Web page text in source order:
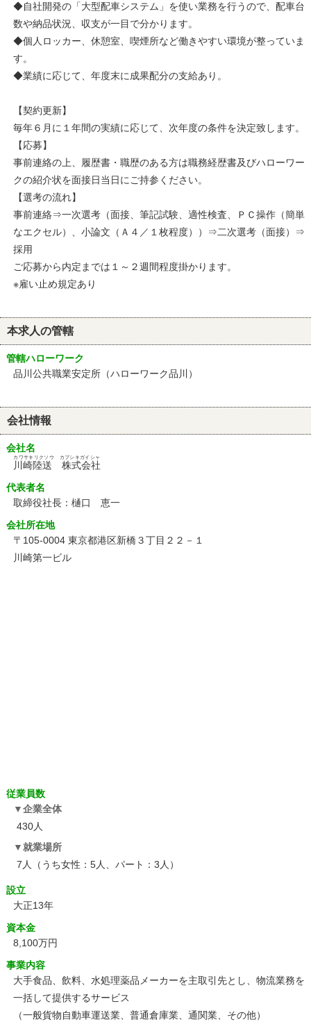
◆自社開発の「大型配車システム」を使い業務を行うので、配車台
数や納品状況、収支が一目で分かります。
◆個人ロッカー、休憩室、喫煙所など働きやすい環境が整っていま
す。
◆業績に応じて、年度末に成果配分の支給あり。
【契約更新】
毎年６月に１年間の実績に応じて、次年度の条件を決定致します。
【応募】
事前連絡の上、履歴書・職歴のある方は職務経歴書及びハローワー
クの紹介状を面接日当日にご持参ください。
【選考の流れ】
事前連絡⇒一次選考（面接、筆記試験、適性検査、ＰＣ操作（簡単
なエクセル）、小論文（Ａ４／１枚程度））⇒二次選考（面接）⇒
採用
ご応募から内定までは１～２週間程度掛かります。
※雇い止め規定あり
本求人の管轄
管轄ハローワーク
品川公共職業安定所（ハローワーク品川）
会社情報
会社名
川崎陸送 株式会社
カワサキリクソウ カブシキガイシャ
代表者名
取締役社長：樋口 恵一
会社所在地
〒105-0004 東京都港区新橋３丁目２２－１
川崎第一ビル
従業員数
企業全体
430人
就業場所
7人（うち女性：5人、パート：3人）
設立
大正13年
資本金
8,100万円
事業内容
大手食品、飲料、水処理薬品メーカーを主取引先とし、物流業務を
一括して提供するサービス
（一般貨物自動車運送業、普通倉庫業、通関業、その他）